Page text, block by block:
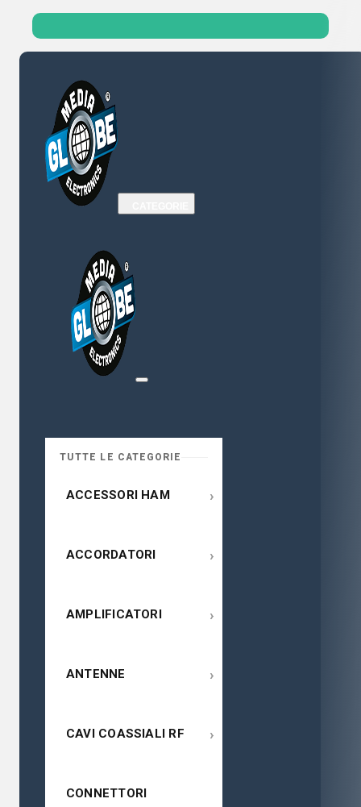
TUTTE LE CATEGORIE
ACCESSORI HAM ›
ACCORDATORI ›
AMPLIFICATORI ›
ANTENNE ›
CAVI COASSIALI RF ›
CONNETTORI